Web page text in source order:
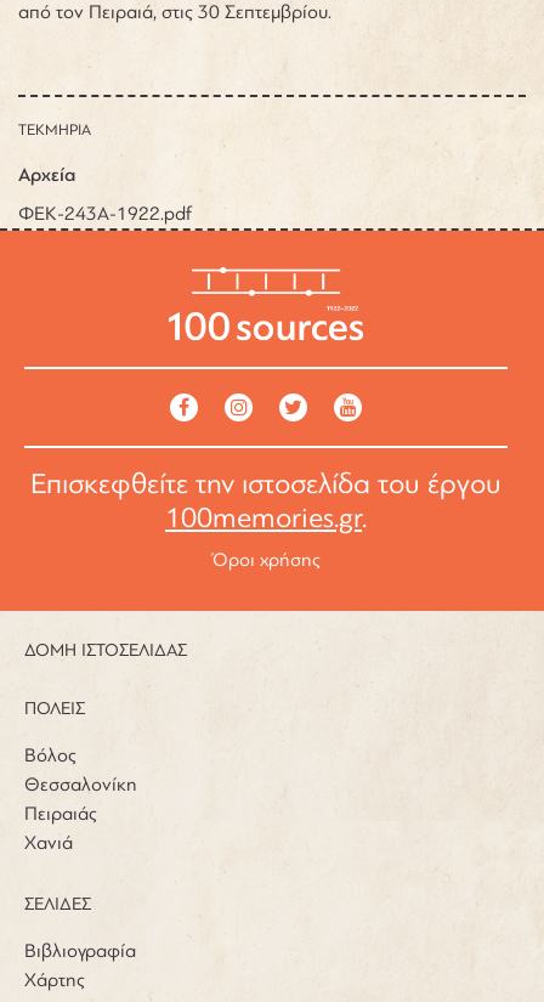
από τον Πειραιά, στις 30 Σεπτεμβρίου.
ΤΕΚΜΗΡΙΑ
Αρχεία
ΦΕΚ-243Α-1922.pdf
Επισκεφθείτε την ιστοσελίδα του έργου
100memories.gr.
Όροι χρήσης
ΔΟΜΗ ΙΣΤΟΣΕΛΙΔΑΣ
ΠΟΛΕΙΣ
Βόλος
Θεσσαλονίκη
Πειραιάς
Χανιά
ΣΕΛΙΔΕΣ
Βιβλιογραφία
Χάρτης